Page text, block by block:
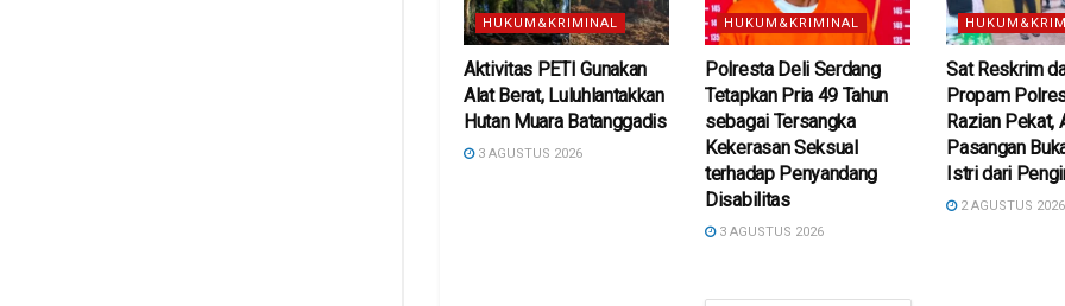
HUKUM&KRIMINAL
Aktivitas PETI Gunakan
Alat Berat, Luluhlantakkan
Hutan Muara Batanggadis
3 AGUSTUS 2026
HUKUM&KRIMINAL
Polresta Deli Serdang
Tetapkan Pria 49 Tahun
sebagai Tersangka
Kekerasan Seksual
terhadap Penyandang
Disabilitas
3 AGUSTUS 2026
Sat Reskrim
Propam
Razian Pekat,
Pasangan
Istri dari
2 AGUSTUS 2026